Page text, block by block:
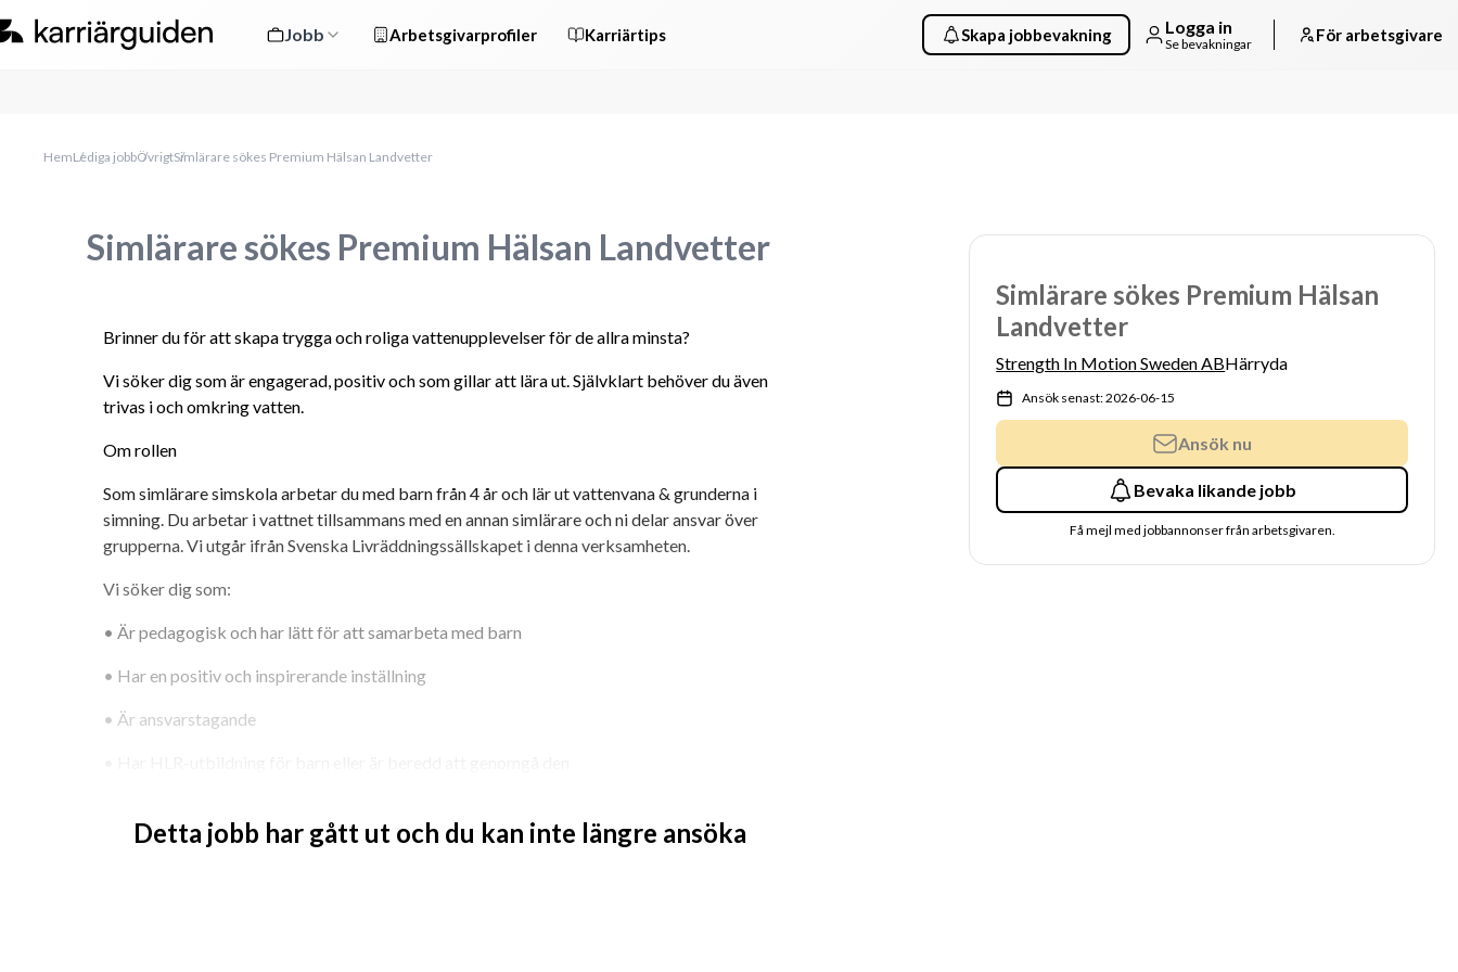
Jobb Arbetsgivarprofiler Karriärtips Skapa jobbevakning Logga in
Se bevakningar För arbetsgivare
HemLediga jobbÖvrigtSimlärare sökes Premium Hälsan Landvetter
Simlärare sökes Premium Hälsan Landvetter
Brinner du för att skapa trygga och roliga vattenupplevelser för de allra minsta?
Vi söker dig som är engagerad, positiv och som gillar att lära ut. Självklart behöver du även
trivas i och omkring vatten.
Om rollen
Som simlärare simskola arbetar du med barn från 4 år och lär ut vattenvana & grunderna i
simning. Du arbetar i vattnet tillsammans med en annan simlärare och ni delar ansvar över
grupperna. Vi utgår ifrån Svenska Livräddningssällskapet i denna verksamheten.
Vi söker dig som:
•⁠ ⁠Är pedagogisk och har lätt för att samarbeta med barn
•⁠ ⁠Har en positiv och inspirerande inställning
•⁠ ⁠Är ansvarstagande
utbildningen
Detta jobb har gått ut och du kan inte längre ansöka
Simlärare sökes Premium Hälsan
Landvetter
Strength In Motion Sweden ABHärryda
Ansök senast: 2026-06-15
Ansök nu
Bevaka likande jobb
Få mejl med jobbannonser från arbetsgivaren.